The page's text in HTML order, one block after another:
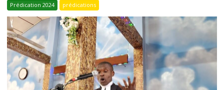
Prédication 2024 prédications